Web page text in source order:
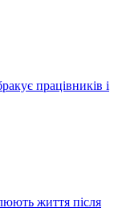
працівників і
життя після